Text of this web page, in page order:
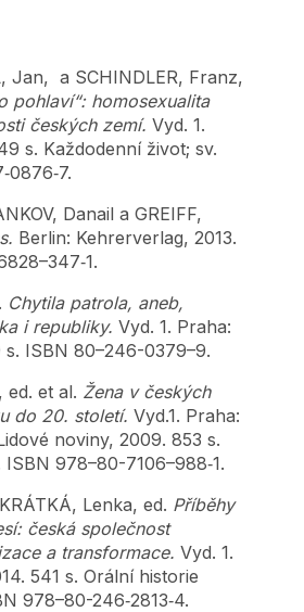
Jan, a SCHINDLER, Franz,
pohlaví“: homosexualita
českých zemí. Vyd. 1.
s. Každodenní život; sv.
Danail a GREIFF,
Berlin: Kehrerverlag, 2013.
Chytila patrola, aneb,
i republiky. Vyd. 1. Praha:
ISBN 80–246-0379–9.
ed. et al. Žena v českých
do 20. století. Vyd.1. Praha:
noviny, 2009. 853 s.
978–80-7106–988‑1.
Lenka, ed. Příběhy
česká společnost
a transformace. Vyd. 1.
541 s. Orální historie
978–80-246‑2813‑4.